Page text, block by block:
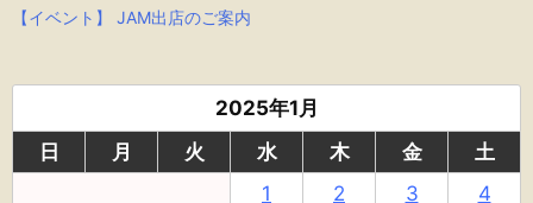
【イベント】 JAM出店のご案内
2025年1月
日
月 火 水 木 金
土
1
2 3
4